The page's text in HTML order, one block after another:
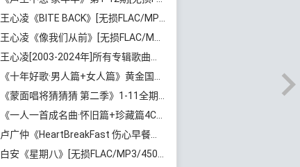
王心凌《BITE BACK》[无损FLAC/MP3/550MB]百度云网盘下载
王心凌《像我们从前》[无损FLAC/MP3/53MB]百度云网盘下载
王心凌[2003-2024年]所有专辑歌曲合集打包[无损FLAC/MP3/7.59GB]百度云网盘下载
《十年好歌·男人篇+女人篇》黄金国语珍藏6CD[无损WAV/MP3/4.09GB]百度云网盘下载
《蒙面唱将猜猜猜 第二季》1-11全期歌曲合集[无损FLAC/MP3/4.41GB]百度云网盘下载
《一人一首成名曲·怀旧篇+珍藏篇4CD》[无损WAV/DTS+高品质MP3/6.88GB]百度云网盘下载
卢广仲《HeartBreakFast 伤心早餐店》[无损FLAC/MP3/563MB]百度云网盘下载
白安《星期八》[无损FLAC/MP3/450MB]百度云网盘下载